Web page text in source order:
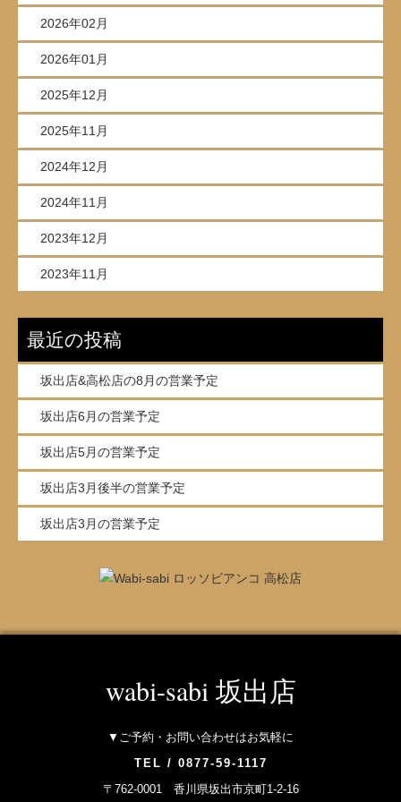
2026年02月
2026年01月
2025年12月
2025年11月
2024年12月
2024年11月
2023年12月
2023年11月
最近の投稿
坂出店&高松店の8月の営業予定
坂出店6月の営業予定
坂出店5月の営業予定
坂出店3月後半の営業予定
坂出店3月の営業予定
wabi-sabi 坂出店
▼ご予約・お問い合わせはお気軽に
TEL / 0877-59-1117
〒762-0001 香川県坂出市京町1-2-16